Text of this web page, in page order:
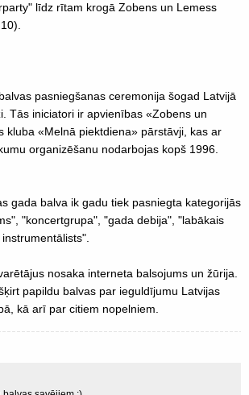
līdz rītam krogā Zobens un Lemess
pasniegšanas ceremonija šogad Latvijā
Tās iniciatori ir apvienības «Zobens un
kluba «Melnā piektdiena» pārstāvji, kas ar
organizēšanu nodarbojas kopš 1996.
gada balva ik gadu tiek pasniegta kategorijās
"koncertgrupa", "gada debija", "labākais
nosaka interneta balsojums un žūrija.
papildu balvas par ieguldījumu Latvijas
kā arī par citiem nopelniem.